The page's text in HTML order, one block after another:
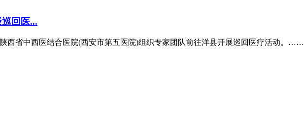
回医...
西省中西医结合医院(西安市第五医院)组织专家团队前往洋县开展巡回医疗活动。……